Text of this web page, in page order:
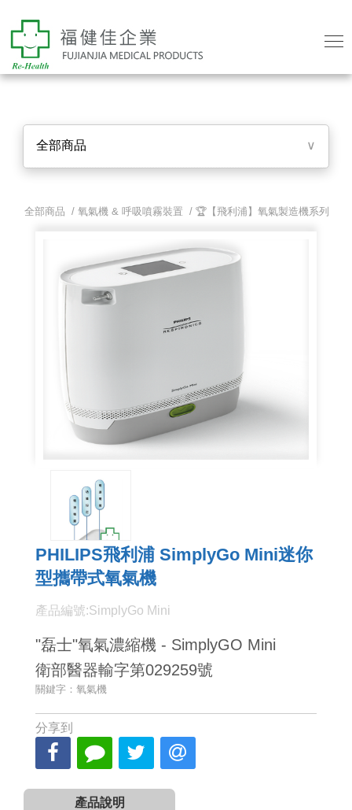
全部商品 ∨
全部商品 / 氧氣機 & 呼吸噴霧裝置 / 🏆【飛利浦】氧氣製造機系列
PHILIPS飛利浦 SimplyGo Mini迷你
型攜帶式氧氣機
產品編號:SimplyGo Mini
"磊士"氧氣濃縮機 - SimplyGO Mini
衛部醫器輸字第029259號
關鍵字：氧氣機
分享到
產品說明